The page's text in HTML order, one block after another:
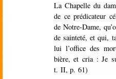
La Chapelle du damné fait réciter l’histoire
de ce prédicateur
de Notre-Dame,
de sainteté, et qui,
lui l’office des
bière, et cria : Je
t. II, p. 61)